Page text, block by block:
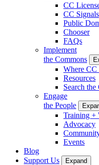
CC
CC Signals
Public
Chooser
FAQs
Implement
the Commons
Where CC
Resources
Search
Engage
the People
Training +
Advocacy
Events
Blog
Support Us
Expand